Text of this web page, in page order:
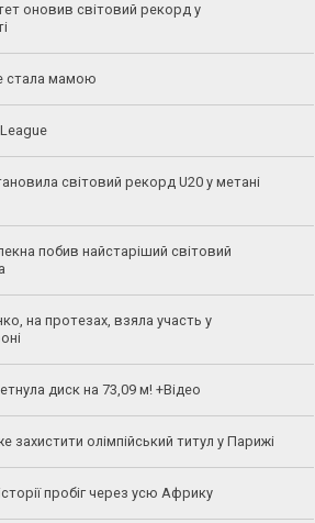
оновив світовий рекорд у
стала мамою
світовий рекорд U20 у метані
побив найстаріший світовий
на протезах, взяла участь у
диск на 73,09 м! +Відео
захистити олімпійський титул у Парижі
пробіг через усю Африку